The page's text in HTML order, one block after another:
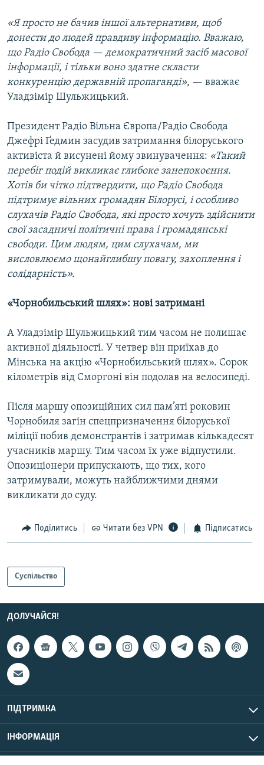
«Я просто не бачив іншої альтернативи, щоб
донести до людей правдиву інформацію. Вважаю,
що Радіо Свобода — демократичний засіб масової
інформації, і тільки воно здатне скласти
конкуренцію державній пропаганді», — вважає
Уладзімір Шульжицький.
Президент Радіо Вільна Європа/Радіо Свобода
Джефрі Ґедмин засудив затримання білоруського
активіста й висунені йому звинувачення: «Такий
перебіг подій викликає глибоке занепокоєння.
Хотів би чітко підтвердити, що Радіо Свобода
підтримує вільних громадян Білорусі, і особливо
слухачів Радіо Свобода, які просто хочуть здійснити
свої засадничі політичні права і громадянські
свободи. Цим людям, цим слухачам, ми
висловлюємо щонайглибшу повагу, захоплення і
солідарність».
«Чорнобильський шлях»: нові затримані
А Уладзімір Шульжицький тим часом не полишає
активної діяльності. У четвер він приїхав до
Мінська на акцію «Чорнобильський шлях». Сорок
кілометрів від Сморгоні він подолав на велосипеді.
Після маршу опозиційних сил пам’яті роковин
Чорнобиля загін спецпризначення білоруської
міліції побив демонстрантів і затримав кількадесят
учасників маршу. Тим часом їх уже відпустили.
Опозиціонери припускають, що тих, кого
затримували, можуть найближчими днями
викликати до суду.
Поділитись Читати без VPN Підписатись
Суспільство
ДОЛУЧАЙСЯ!
ПІДТРИМКА
ІНФОРМАЦІЯ